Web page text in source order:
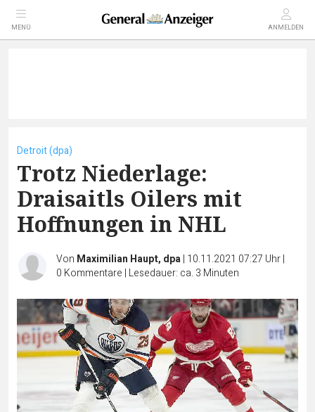
MENÜ ANMELDEN
Detroit (dpa)
Trotz Niederlage:
Draisaitls Oilers mit
Hoffnungen in NHL
Von Maximilian Haupt, dpa| 10.11.2021 07:27 Uhr|
0 Kommentare | Lesedauer: ca. 3 Minuten